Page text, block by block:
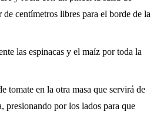
de centímetros libres para el borde de la
las espinacas y el maíz por toda la
tomate en la otra masa que servirá de
presionando por los lados para que